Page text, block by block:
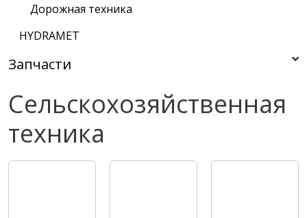
Дорожная техника
HYDRAMET
Запчасти
Сельскохозяйственная
техника